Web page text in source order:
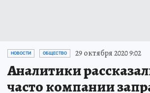
НОВОСТИ ОБЩЕСТВО 29 октября 2020 9:02
Аналитики
часто компании